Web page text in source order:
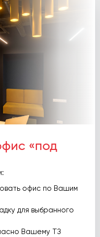
«под
офис по Вашим
для выбранного
Вашему ТЗ